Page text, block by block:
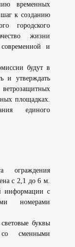
временных
к созданию
городского
жизни
и
будут в
и утверждать
площадках.
единого
ограждения
с 2,1 до 6 м.
информации с
номерами
буквы
сменными